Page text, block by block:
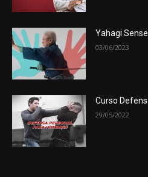
Yahagi
03/06/2023
Curso
29/05/2022